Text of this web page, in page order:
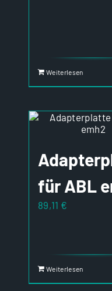
Weiterlesen
für ABL
89,11 €
Weiterlesen